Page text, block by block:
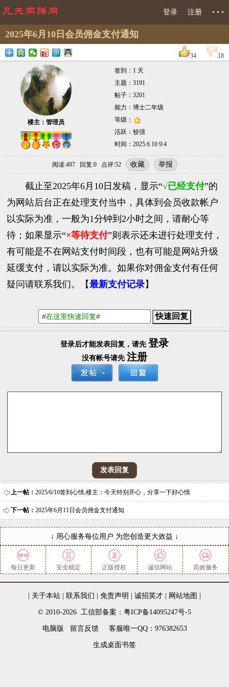
登录 注册 • • •
2025年6月10日会员佣金支付通知
楼主：管理员
签到：1 天
主题：3191
帖子：3201
能力：博士二年级
等级：
活跃：较强
时间：2025.6.10 9:4
阅读:497 回复:0 点评:52 收藏 举报
截止至2025年6月10日发稿，显示“√已经支付”的
为网站后台正在处理支付当中，具体到会员收款帐户
以实际为准，一般为1分钟到2小时之间，请耐心等
待；如果显示“×等待支付”则表示还未进行处理支付，
有可能是不在网站支付时间段，也有可能是网站升级
延缓支付，请以实际为准。如果你对佣金支付有任何
疑问请联系我们。【最新支付记录】
登录后才能发表回复，请先 登录
没有帐号请先 注册
上一帖： 2025/6/10签到心情,楼主：今天特别开心，分享一下好心情
下一帖： 2025年6月11日会员佣金支付通知
↓ 用心服务每位用户 为您创造更大效益 ↓
每日更新 安全稳定 正版授权 诚信网站 高效服务
关于本站 联系我们 免责声明 诚招英才 网站地图
© 2010-2026 工信部备案：粤ICP备14095247号-5
电脑版 留言反馈客服唯一QQ：976382653
生成桌面书签